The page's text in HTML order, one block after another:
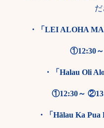
だ
・「LEI ALOHA
①12:30
・「Halau Oli
①12:30～
・「Hālau Ka